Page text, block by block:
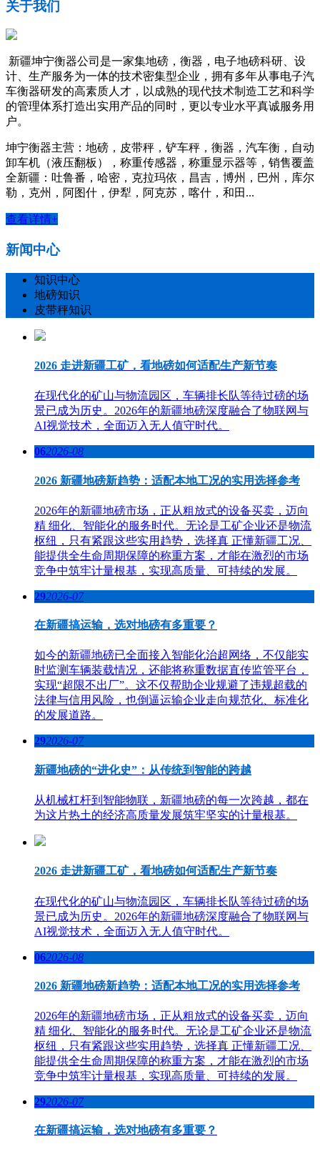
关于我们
新疆坤宁衡器公司是一家集地磅，衡器，电子地磅科研、设
计、生产服务为一体的技术密集型企业，拥有多年从事电子汽
车衡器研发的高素质人才，以成熟的现代技术制造工艺和科学
的管理体系打造出实用产品的同时，更以专业水平真诚服务用
户。
坤宁衡器主营：地磅，皮带秤，铲车秤，衡器，汽车衡，自动
卸车机（液压翻板），称重传感器，称重显示器等，销售覆盖
全新疆：吐鲁番，哈密，克拉玛依，昌吉，博州，巴州，库尔
勒，克州，阿图什，伊犁，阿克苏，喀什，和田...
查看详情+
新闻中心
知识中心
地磅知识
皮带秤知识
2026 走进新疆工矿，看地磅如何适配生产新节奏
在现代化的矿山与物流园区，车辆排长队等待过磅的场
景已成为历史。2026年的新疆地磅深度融合了物联网与
AI视觉技术，全面迈入无人值守时代。
062026-08
2026 新疆地磅新趋势：适配本地工况的实用选择参考
2026年的新疆地磅市场，正从粗放式的设备买卖，迈向
精 细化、智能化的服务时代。无论是工矿企业还是物流
枢纽，只有紧跟这些实用趋势，选择真 正懂新疆工况、
能提供全生命周期保障的称重方案，才能在激烈的市场
竞争中筑牢计量根基，实现高质量、可持续的发展。
292026-07
在新疆搞运输，选对地磅有多重要？
如今的新疆地磅已全面接入智能化治超网络，不仅能实
时监测车辆装载情况，还能将称重数据直传监管平台，
实现“超限不出厂”。这不仅帮助企业规避了违规超载的
法律与信用风险，也倒逼运输企业走向规范化、标准化
的发展道路。
292026-07
新疆地磅的“进化史”：从传统到智能的跨越
从机械杠杆到智能物联，新疆地磅的每一次跨越，都在
为这片热土的经济高质量发展筑牢坚实的计量根基。
2026 走进新疆工矿，看地磅如何适配生产新节奏
在现代化的矿山与物流园区，车辆排长队等待过磅的场
景已成为历史。2026年的新疆地磅深度融合了物联网与
AI视觉技术，全面迈入无人值守时代。
062026-08
2026 新疆地磅新趋势：适配本地工况的实用选择参考
2026年的新疆地磅市场，正从粗放式的设备买卖，迈向
精 细化、智能化的服务时代。无论是工矿企业还是物流
枢纽，只有紧跟这些实用趋势，选择真 正懂新疆工况、
能提供全生命周期保障的称重方案，才能在激烈的市场
竞争中筑牢计量根基，实现高质量、可持续的发展。
292026-07
在新疆搞运输，选对地磅有多重要？